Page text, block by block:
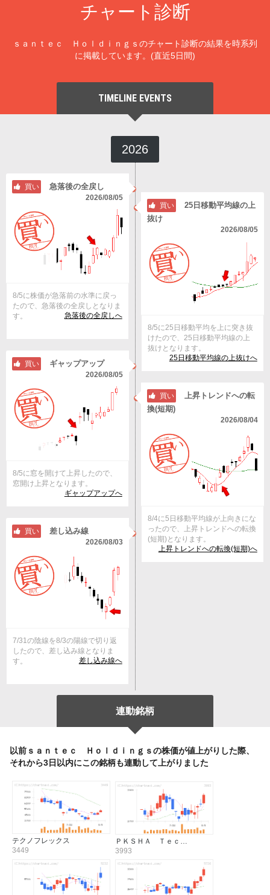
チャート診断
ｓａｎｔｅｃ Ｈｏｌｄｉｎｇｓのチャート診断の結果を時系列
に掲載しています。(直近5日間)
TIMELINE EVENTS
2026
買い 急落後の全戻し
2026/08/05
8/5に株価が急落前の水準に戻っ
たので、急落後の全戻しとなりま
す。
急落後の全戻しへ
買い
25日移動平均線の上
抜け
2026/08/05
8/5に25日移動平均を上に突き抜
けたので、25日移動平均線の上
抜けとなります。
25日移動平均線の上抜けへ
買い ギャップアップ
2026/08/05
8/5に窓を開けて上昇したので、
窓開け上昇となります。
ギャップアップへ
買い
上昇トレンドへの転
換(短期)
2026/08/04
8/4に5日移動平均線が上向きにな
ったので、上昇トレンドへの転換
(短期)となります。
上昇トレンドへの転換(短期)へ
買い 差し込み線
2026/08/03
7/31の陰線を8/3の陽線で切り返
したので、差し込み線となりま
す。
差し込み線へ
連動銘柄
以前ｓａｎｔｅｃ Ｈｏｌｄｉｎｇｓの株価が値上がりした際、
それから3日以内にこの銘柄も連動して上がりました
テクノフレックス
3449
ＰＫＳＨＡ Ｔｅｃ…
3993